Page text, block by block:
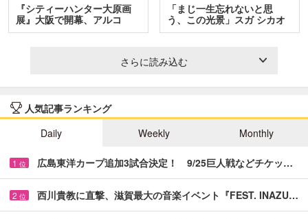
『シティーハンター大原画
展』大阪で開幕、アルコ
＆…
「まじ一生忘れないと思
う、この光景」スガ シカオ
と…
さらに読み込む
人気記事ランキング
Daily
Weekly Monthly
1 位 広島東洋カープ追加3試合決定！ 9/25巨人戦などチケッ…
2 位 西川貴教に直撃、滋賀最大の音楽イベント『FEST. INAZU…